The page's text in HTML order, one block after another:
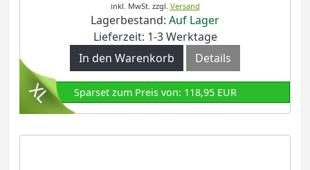
inkl. MwSt. zzgl. Versand
Lagerbestand: Auf Lager
Lieferzeit: 1-3 Werktage
In den Warenkorb
Details
Sparset zum Preis von: 118,95 EUR